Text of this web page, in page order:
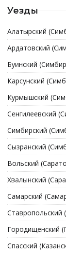
Уезды
Алатырский
Ардатовский
Буинский
Карсунский
Курмышский
Сенгилеевский
Симбирский
Сызранский
Вольский
Хвалынский
Самарский
Ставропольский
Городищенский
Спасский